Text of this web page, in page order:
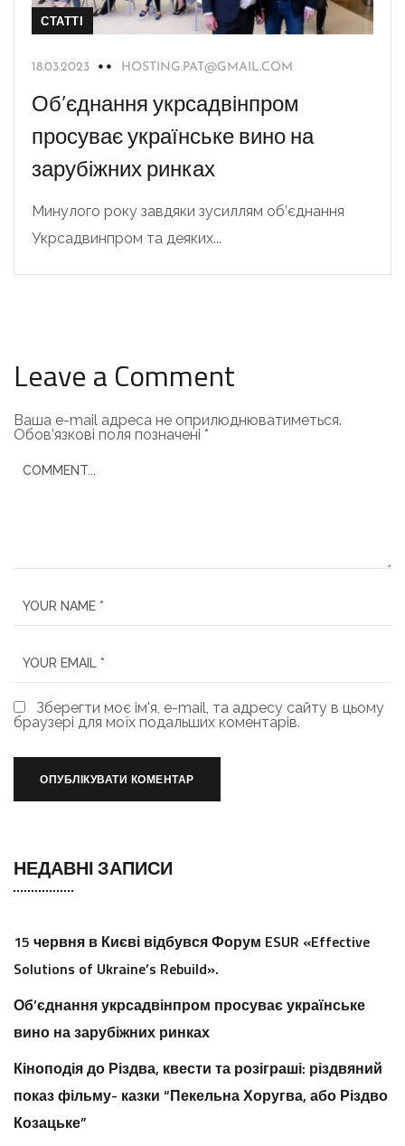
СТАТТІ
18.03.2023 HOSTING.PAT@GMAIL.COM
Об’єднання укрсадвінпром
просуває українське вино на
зарубіжних ринках
Минулого року завдяки зусиллям об’єднання
Укрсадвинпром та деяких...
Leave a Comment
Ваша e-mail адреса не оприлюднюватиметься.
Обов’язкові поля позначені *
Зберегти моє ім'я, e-mail, та адресу сайту в цьому
браузері для моїх подальших коментарів.
НЕДАВНІ ЗАПИСИ
15 червня в Києві відбувся Форум ESUR «Effective
Solutions of Ukraine’s Rebuild».
Об’єднання укрсадвінпром просуває українське
вино на зарубіжних ринках
Кіноподія до Різдва, квести та розіграші: різдвяний
показ фільму- казки “Пекельна Хоругва, або Різдво
Козацьке”